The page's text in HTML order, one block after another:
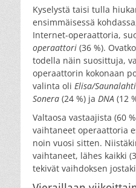
Kyselystä taisi tulla
ensimmäisessä
Internet-operaattoria,
operaattori (36 %).
todella näin suosittuja,
operaattorin kokonaan
valinta oli Elisa/Saunalahti
Sonera (24 %) ja DNA (12
Valtaosa vastaajista (60
vaihtaneet operaattoria
noin vuosi sitten.
vaihtaneet, lähes kaikki
tekivät vaihdoksen